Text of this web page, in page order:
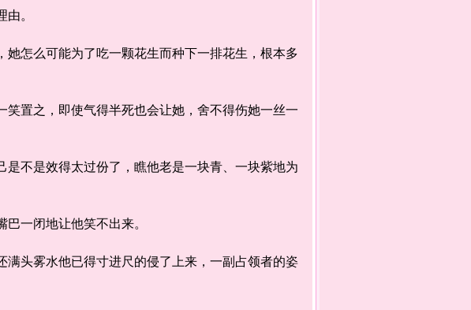
由。
怎么可能为了吃一颗花生而种下一排花生，根本多
置之，即使气得半死也会让她，舍不得伤她一丝一
不是效得太过份了，瞧他老是一块青、一块紫地为
一闭地让他笑不出来。
头雾水他已得寸进尺的侵了上来，一副占领者的姿